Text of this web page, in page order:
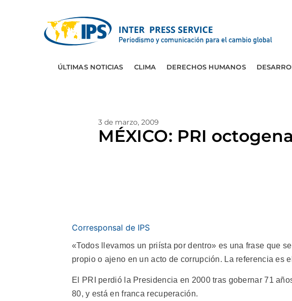
ÚLTIMAS NOTICIAS CLIMA DERECHOS HUMANOS
3 de marzo, 2009
MÉXICO: PRI
Corresponsal de IPS
«Todos llevamos un priísta por dentro» es una frase que
propio o ajeno en un acto de corrupción. La referencia es
El PRI perdió la Presidencia en 2000 tras gobernar 71
80, y está en franca recuperación.